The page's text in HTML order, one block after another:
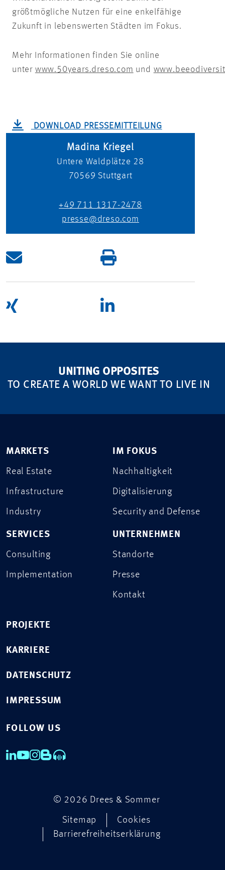
größtmögliche Nutzen für eine enkelfähige
Zukunft in lebenswerten Städten im Fokus.
Mehr Informationen finden Sie online
unter www.50years.dreso.com und
DOWNLOAD PRESSEMITTEILUNG
Madina Kriegel
Untere Waldplätze 28
70569 Stuttgart
+49 711 1317-2478
presse@dreso.com
UNITING OPPOSITES
TO CREATE A WORLD WE WANT TO LIVE IN
MARKETS
Real Estate
Infrastructure
Industry
SERVICES
Consulting
Implementation
IM FOKUS
Nachhaltigkeit
Digitalisierung
Security and Defense
UNTERNEHMEN
Standorte
Presse
Kontakt
PROJEKTE
KARRIERE
DATENSCHUTZ
IMPRESSUM
FOLLOW US
© 2026 Drees & Sommer
Sitemap
Cookies
Barrierefreiheitserklärung